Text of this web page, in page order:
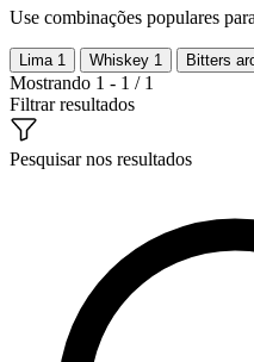
Use combinações populares
Lima 1 Whiskey 1 Bitters
Mostrando 1 - 1 / 1
Filtrar resultados
Pesquisar nos resultados